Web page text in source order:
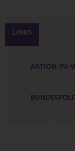
LINKS
AKTION-TU-